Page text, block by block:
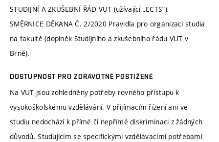
STUDIJNÍ A ZKUŠEBNÍ ŘÁD VUT (užívající „ECTS“),
SMĚRNICE DĚKANA Č. 2/2020 Pravidla pro organizaci studia
na fakultě (doplněk Studijního a zkušebního řádu VUT v
Brně).
DOSTUPNOST PRO ZDRAVOTNĚ POSTIŽENÉ
Na VUT jsou zohledněny potřeby rovného přístupu k
vysokoškolskému vzdělávání. V přijímacím řízení ani ve
studiu nedochází k přímé či nepřímé diskriminaci z žádných
důvodů. Studujícím se specifickými vzdělávacími potřebami